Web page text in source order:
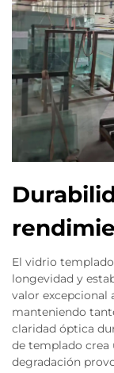
El vidrio
longevidad y
valor excepcional
manteniendo
claridad óptica
de templado crea
degradación